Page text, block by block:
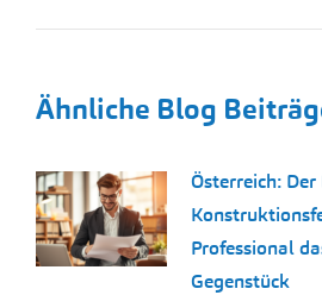
Ähnliche Blog
Österreich: Der
Professional
Gegenstück